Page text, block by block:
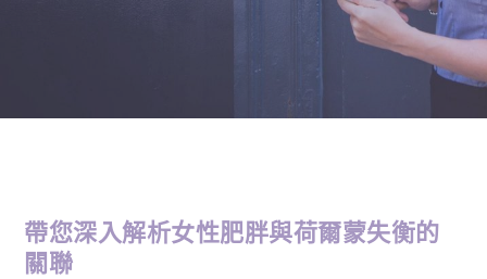
帶您深入解析女性肥胖與荷爾蒙失衡的
關聯